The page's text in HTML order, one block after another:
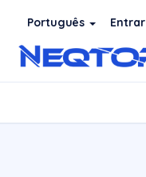
Português Entrar